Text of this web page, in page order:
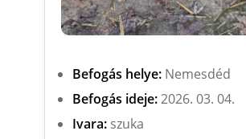
Befogás helye:Nemesdéd
Befogás ideje:2026. 03. 04.
Ivara:szuka